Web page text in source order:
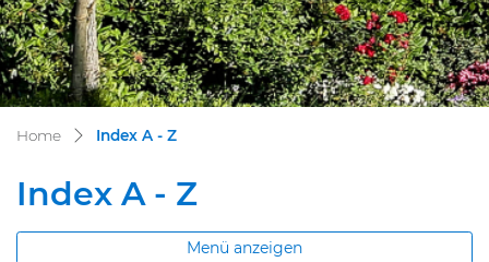
Home Index A - Z(ausgewählt)
Index A - Z
Menü anzeigen